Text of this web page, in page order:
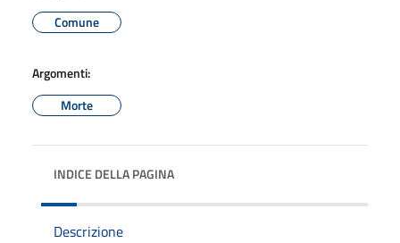
Comune
Argomenti:
Morte
INDICE DELLA PAGINA
Descrizione